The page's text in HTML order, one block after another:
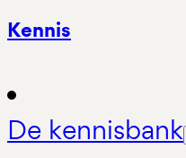
Kennis
De kennisbank